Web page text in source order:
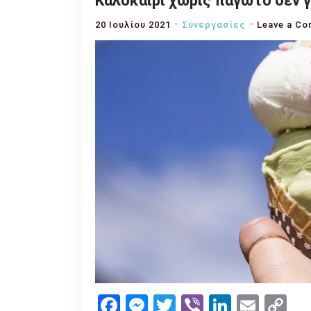
20 Ιουλίου 2021 Συνεργασίες Leave a
Facebook
Messenger
Twitter
ViberLinkedIn
Email